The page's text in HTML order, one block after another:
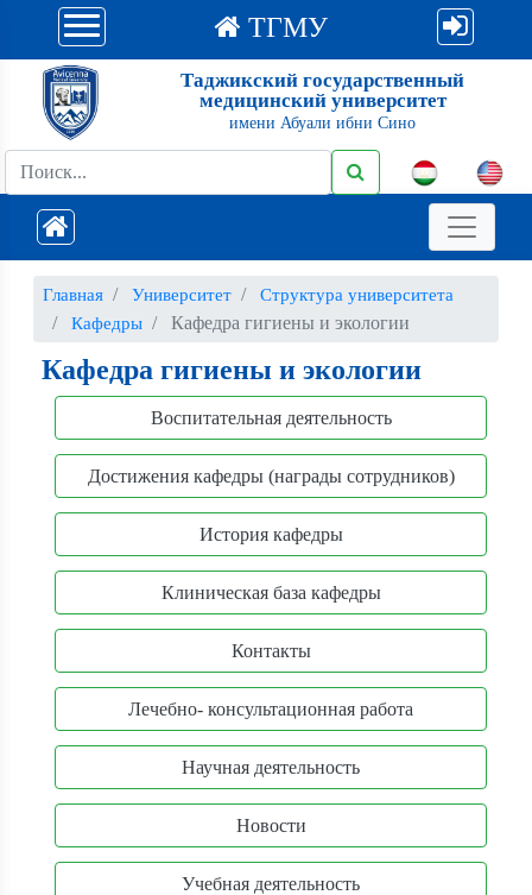
ТГМУ
Таджикский государственный
медицинский университет
имени Абуали ибни Сино
Главная Университет
Структура университета
Кафедры
Кафедра гигиены и экологии
Кафедра гигиены и экологии
Воспитательная деятельность
Достижения кафедры (награды сотрудников)
История кафедры
Клиническая база кафедры
Контакты
Лечебно- консультационная работа
Научная деятельность
Новости
Учебная деятельность